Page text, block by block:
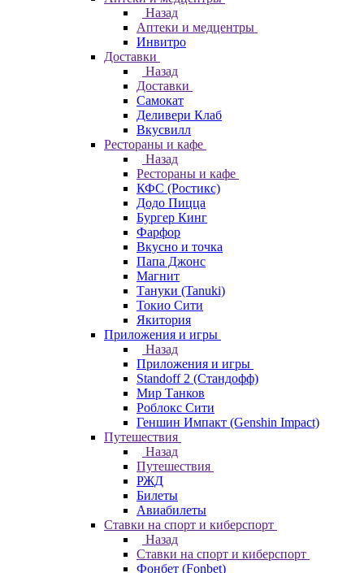
Назад
Аптеки и медцентры
Инвитро
Доставки
Назад
Доставки
Самокат
Деливери Клаб
Вкусвилл
Рестораны и кафе
Назад
Рестораны и кафе
КФС (Ростикс)
Додо Пицца
Бургер Кинг
Фарфор
Вкусно и точка
Папа Джонс
Магнит
Тануки (Tanuki)
Токио Сити
Якитория
Приложения и игры
Назад
Приложения и игры
Standoff 2 (Стандофф)
Мир Танков
Роблокс Сити
Геншин Импакт (Genshin Impact)
Путешествия
Назад
Путешествия
РЖД
Билеты
Авиабилеты
Ставки на спорт и киберспорт
Назад
Ставки на спорт и киберспорт
Фонбет (Fonbet)